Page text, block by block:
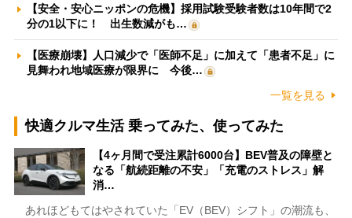
【安全・安心ニッポンの危機】採用試験受験者数は10年間で2
分の1以下に！ 出生数減がも…
【医療崩壊】人口減少で「医師不足」に加えて「患者不足」に
見舞われ地域医療が限界に 今後…
一覧を見る
快適クルマ生活 乗ってみた、使ってみた
【4ヶ月間で受注累計6000台】BEV普及の障壁と
なる「航続距離の不安」「充電のストレス」解
消…
あれほどもてはやされていた「EV（BEV）シフト」の潮流も、